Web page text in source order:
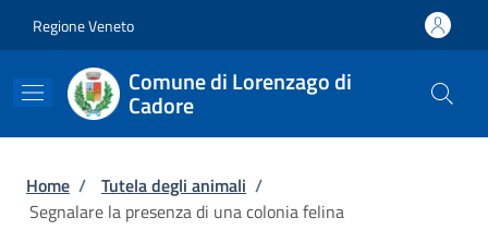
Regione Veneto
Comune di Lorenzago di
Cadore
Briciole di pane
Home / Tutela degli animali /
Segnalare la presenza di una colonia felina